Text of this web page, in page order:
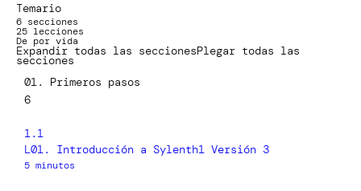
Temario
6 secciones
25 lecciones
De por vida
Expandir todas las seccionesPlegar todas las
secciones
01. Primeros pasos
6
1.1
L01. Introducción a Sylenth1 Versión 3
5 minutos